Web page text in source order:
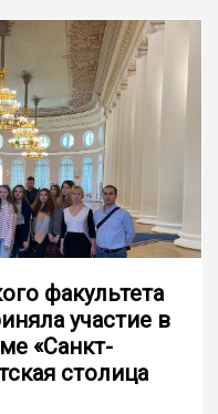
факультета
участие в
«Санкт-
столица